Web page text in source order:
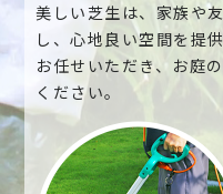
美しい芝生は、家族や
し、心地良い空間を提
お任せいただき、お庭
ください。